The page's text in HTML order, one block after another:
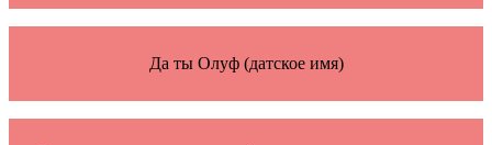
Да ты Олуф (датское имя)